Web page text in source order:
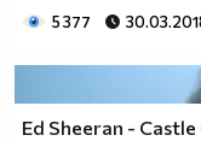
5 377
Ed Sheeran -